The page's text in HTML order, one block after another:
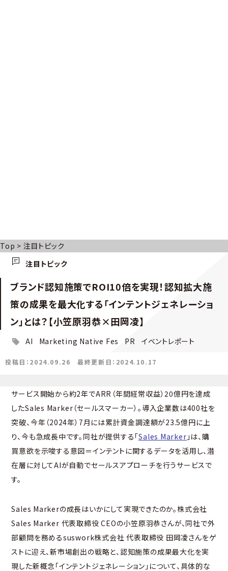
Top > 注目トピック
注目トピック
ブランド認知施策でROI10倍を実現！認知拡大施
策の成果を最大化する「インテントジェネレーショ
ン」とは？【小笠原羽恭×田岡凌】
AI Marketing Native Fes PR イベントレポート
投稿日：2024.09.26 最終更新日：2024.10.17
サービス開始から約2年でARR（年間経常収益）20億円を達成
したSales Marker（セールスマーカー）。導入企業数は400社を
突破、今年（2024年）7月には累計資金調達額が23.5億円に上
り、今も急成長中です。同社が提供する「Sales Marker 」は、購
買意欲を示唆する意図＝インテントに関するデータを活用し、潜
在層に対してAIが自動でセールスアプローチを行うサービスで
す。
Sales Markerの成長はいかにして実現できたのか。株式会社
Sales Marker 代表取締役 CEOの小笠原羽恭さんが、同社で外
部顧問を務めるsuswork株式会社 代表取締役 田岡凌さんをゲ
ストに迎え、新市場創出の戦略と、認知施策の成果最大化を実
現した新概念「インテントジェネレーション」について、具体的な